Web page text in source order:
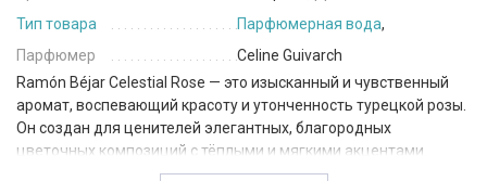
Тип товара
Парфюмерная вода,
Парфюмер
Celine Guivarch
Ramón Béjar Celestial Rose — это изысканный и чувственный
аромат, воспевающий красоту и утонченность турецкой розы.
Он создан для ценителей элегантных, благородных
цветочных композиций с тёплыми и мягкими акцентами.